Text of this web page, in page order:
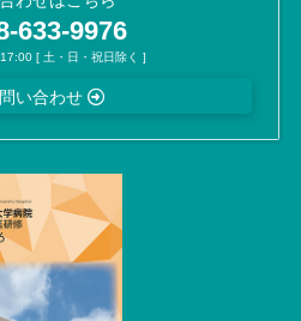
633-9976
[ 土・日・祝日除く ]
い合わせ